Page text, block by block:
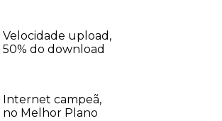
Velocidade upload,
50% do download
Internet campeã,
no Melhor Plano